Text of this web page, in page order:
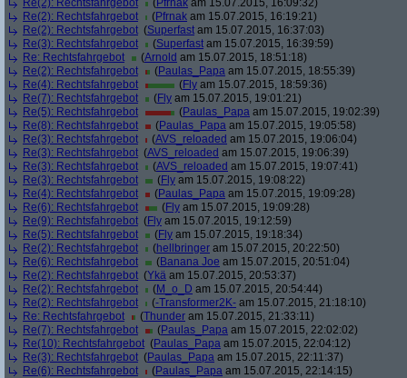
Re(2): Rechtsfahrgebot
(Pfrnak am 15.07.2015, 16:09:32)
Re(2): Rechtsfahrgebot
(Pfrnak am 15.07.2015, 16:19:21)
Re(2): Rechtsfahrgebot (Superfast am 15.07.2015, 16:37:03)
Re(3): Rechtsfahrgebot
(Superfast am 15.07.2015, 16:39:59)
Re: Rechtsfahrgebot
(Arnold am 15.07.2015, 18:51:18)
Re(2): Rechtsfahrgebot
(Paulas_Papa am 15.07.2015, 18:55:39)
Re(4): Rechtsfahrgebot
(Fly am 15.07.2015, 18:59:36)
Re(7): Rechtsfahrgebot
(Fly am 15.07.2015, 19:01:21)
Re(5): Rechtsfahrgebot
(Paulas_Papa am 15.07.2015, 19:02:39)
Re(8): Rechtsfahrgebot
(Paulas_Papa am 15.07.2015, 19:05:58)
Re(3): Rechtsfahrgebot
(AVS_reloaded am 15.07.2015, 19:06:04)
Re(3): Rechtsfahrgebot (AVS_reloaded am 15.07.2015, 19:06:39)
Re(3): Rechtsfahrgebot
(AVS_reloaded am 15.07.2015, 19:07:41)
Re(3): Rechtsfahrgebot
(Fly am 15.07.2015, 19:08:22)
Re(4): Rechtsfahrgebot
(Paulas_Papa am 15.07.2015, 19:09:28)
Re(6): Rechtsfahrgebot
(Fly am 15.07.2015, 19:09:28)
Re(9): Rechtsfahrgebot (Fly am 15.07.2015, 19:12:59)
Re(5): Rechtsfahrgebot
(Fly am 15.07.2015, 19:18:34)
Re(2): Rechtsfahrgebot
(hellbringer am 15.07.2015, 20:22:50)
Re(6): Rechtsfahrgebot
(Banana Joe am 15.07.2015, 20:51:04)
Re(2): Rechtsfahrgebot (Ykä am 15.07.2015, 20:53:37)
Re(2): Rechtsfahrgebot
(M_o_D am 15.07.2015, 20:54:44)
Re(2): Rechtsfahrgebot
(-Transformer2K- am 15.07.2015, 21:18:10)
Re: Rechtsfahrgebot
(Thunder am 15.07.2015, 21:33:11)
Re(7): Rechtsfahrgebot
(Paulas_Papa am 15.07.2015, 22:02:02)
Re(10): Rechtsfahrgebot (Paulas_Papa am 15.07.2015, 22:04:12)
Re(3): Rechtsfahrgebot (Paulas_Papa am 15.07.2015, 22:11:37)
Re(6): Rechtsfahrgebot
(Paulas_Papa am 15.07.2015, 22:14:15)